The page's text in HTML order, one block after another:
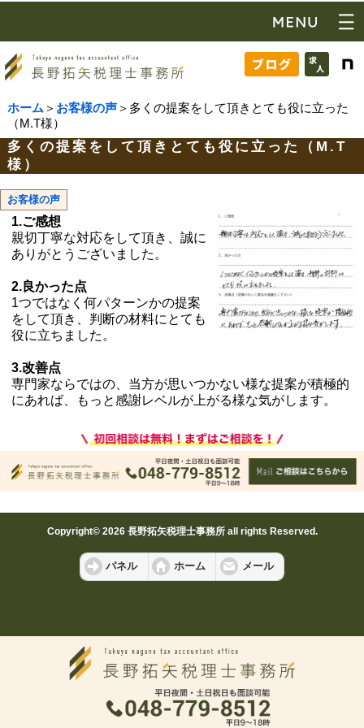
ホーム ＞ お客様の声＞多くの提案をして頂きとても役に立った
（M.T様）
多くの提案をして頂きとても役に立った（M.T
様）
お客様の声
1.ご感想
親切丁寧な対応をして頂き、誠に
ありがとうございました。
2.良かった点
1つではなく何パターンかの提案
をして頂き、判断の材料にとても
役に立ちました。
3.改善点
専門家ならではの、当方が思いつかない様な提案が積極的
にあれば、もっと感謝レベルが上がる様な気がします。
Copyright© 2026 長野拓矢税理士事務所 all rights Reserved.
パネル ホーム メール